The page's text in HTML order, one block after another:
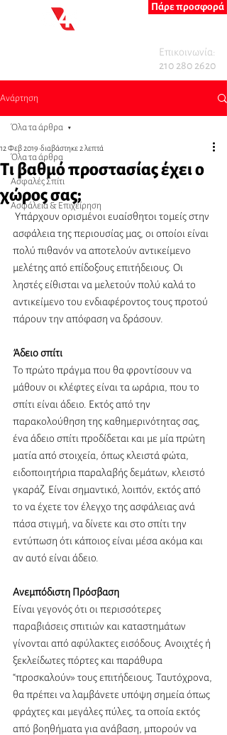
Πάρε προσφορά
Επικοινωνία:
210 280 2620
Ανάρτηση
Όλα τα άρθρα
Ασφαλές Σπίτι
Ασφάλεια & Επιχείρηση
Όλα τα άρθρα
Τι βαθμό προστασίας έχει ο
χώρος σας;
12 Φεβ 2019 διαβάστηκε 2 λεπτά
ασφάλεια της περιουσίας μας, οι οποίοι είναι
πολύ πιθανόν να αποτελούν αντικείμενο
μελέτης από επίδοξους επιτήδειους. Οι
ληστές είθισται να μελετούν πολύ καλά το
αντικείμενο του ενδιαφέροντος τους προτού
πάρουν την απόφαση να δράσουν.
Άδειο σπίτι
Το πρώτο πράγμα που θα φροντίσουν να
μάθουν οι κλέφτες είναι τα ωράρια, που το
σπίτι είναι άδειο. Εκτός από την
παρακολούθηση της καθημερινότητας σας,
ένα άδειο σπίτι προδίδεται και με μία πρώτη
ματία από στοιχεία, όπως κλειστά φώτα,
ειδοποιητήρια παραλαβής δεμάτων, κλειστό
γκαράζ. Είναι σημαντικό, λοιπόν, εκτός από
το να έχετε τον έλεγχο της ασφάλειας ανά
πάσα στιγμή, να δίνετε και στο σπίτι την
εντύπωση ότι κάποιος είναι μέσα ακόμα και
αν αυτό είναι άδειο.
Ανεμπόδιστη Πρόσβαση
Είναι γεγονός ότι οι περισσότερες
παραβιάσεις σπιτιών και καταστημάτων
γίνονται από αφύλακτες εισόδους. Ανοιχτές ή
ξεκλείδωτες πόρτες και παράθυρα
“προσκαλούν» τους επιτήδειους. Ταυτόχρονα,
θα πρέπει να λαμβάνετε υπόψη σημεία όπως
φράχτες και μεγάλες πύλες, τα οποία εκτός
από βοηθήματα για ανάβαση, μπορούν να